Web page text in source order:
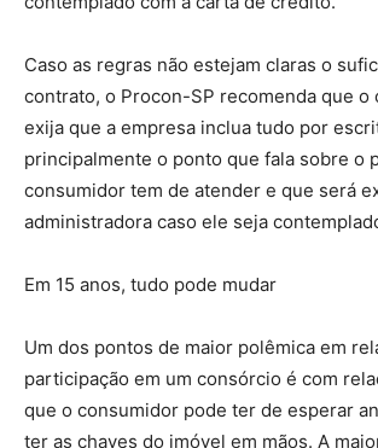
Caso as regras não estejam claras o
contrato, o Procon-SP recomenda que o
exija que a empresa inclua tudo por
principalmente o ponto que fala sobre o
consumidor tem de atender e que será
administradora caso ele seja
Em 15 anos, tudo pode mudar
Um dos pontos de maior polêmica em
participação em um consórcio é com
que o consumidor pode ter de esperar
ter as chaves do imóvel em mãos. A